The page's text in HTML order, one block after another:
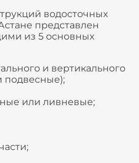
водосточных
представлен
из 5 основных
и вертикального
подвесные);
или ливневые;